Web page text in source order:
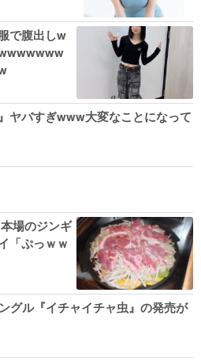
で腹出しw
ヤバすぎwww大変なことになって
場のジンギ
「ぷっｗｗ
グル『イチャイチャ虫』の発売が